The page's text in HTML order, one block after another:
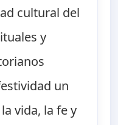
cultural del
y
un
vida, la fe y